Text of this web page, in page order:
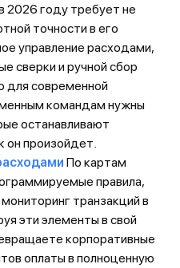
2026 году требует не
точности в его
управление расходами,
сверки и ручной сбор
для современной
командам нужны
останавливают
произойдет.
По картам
правила,
транзакций в
эти элементы в свой
корпоративные
оплаты в полноценную